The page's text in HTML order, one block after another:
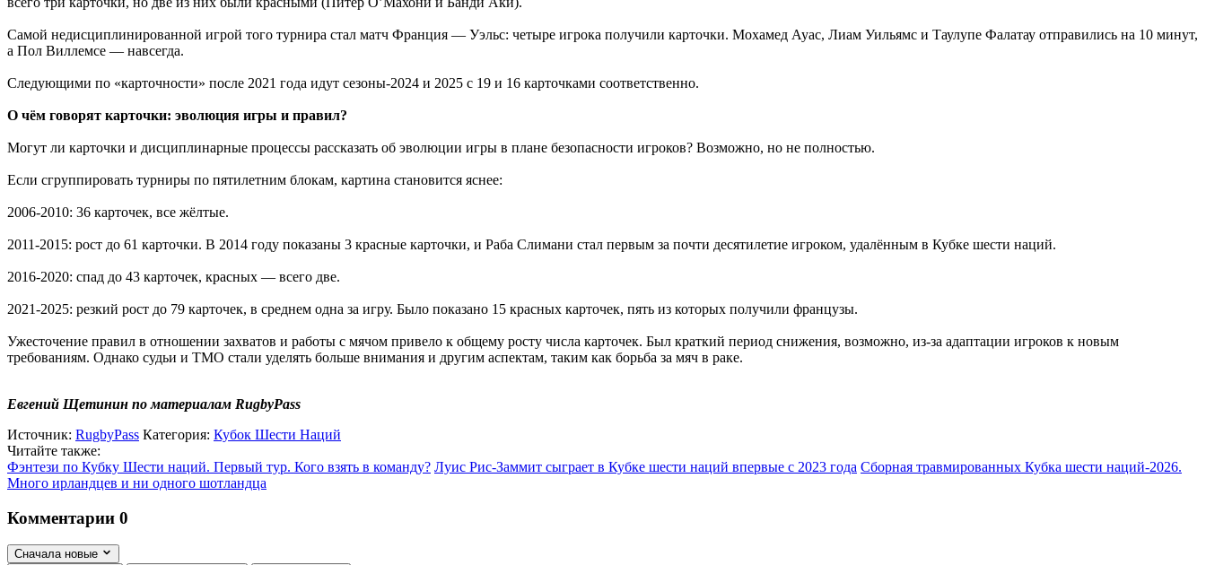
Самой недисциплинированной игрой того турнира стал матч Франция — Уэльс: четыре игрока получили карточки. Мохамед Ауас, Лиам Уильямс и Таулупе Фалатау отправились на 10 минут,
а Пол Виллемсе — навсегда.
Следующими по «карточности» после 2021 года идут сезоны-2024 и 2025 с 19 и 16 карточками соответственно.
О чём говорят карточки: эволюция игры и правил?
Могут ли карточки и дисциплинарные процессы рассказать об эволюции игры в плане безопасности игроков? Возможно, но не полностью.
Если сгруппировать турниры по пятилетним блокам, картина становится яснее:
2006-2010: 36 карточек, все жёлтые.
2011-2015: рост до 61 карточки. В 2014 году показаны 3 красные карточки, и Раба Слимани стал первым за почти десятилетие игроком, удалённым в Кубке шести наций.
2016-2020: спад до 43 карточек, красных — всего две.
2021-2025: резкий рост до 79 карточек, в среднем одна за игру. Было показано 15 красных карточек, пять из которых получили французы.
Ужесточение правил в отношении захватов и работы с мячом привело к общему росту числа карточек. Был краткий период снижения, возможно, из-за адаптации игроков к новым
требованиям. Однако судьи и TMO стали уделять больше внимания и другим аспектам, таким как борьба за мяч в раке.
Евгений Щетинин по материалам RugbyPass
Источник: RugbyPass Категория: Кубок Шести Наций
Читайте также:
Фэнтези по Кубку Шести наций. Первый тур. Кого взять в команду? Луис Рис-Заммит сыграет в Кубке шести наций впервые с 2023 года Сборная травмированных Кубка шести наций-2026.
Много ирландцев и ни одного шотландца
Комментарии 0
Сначала новые